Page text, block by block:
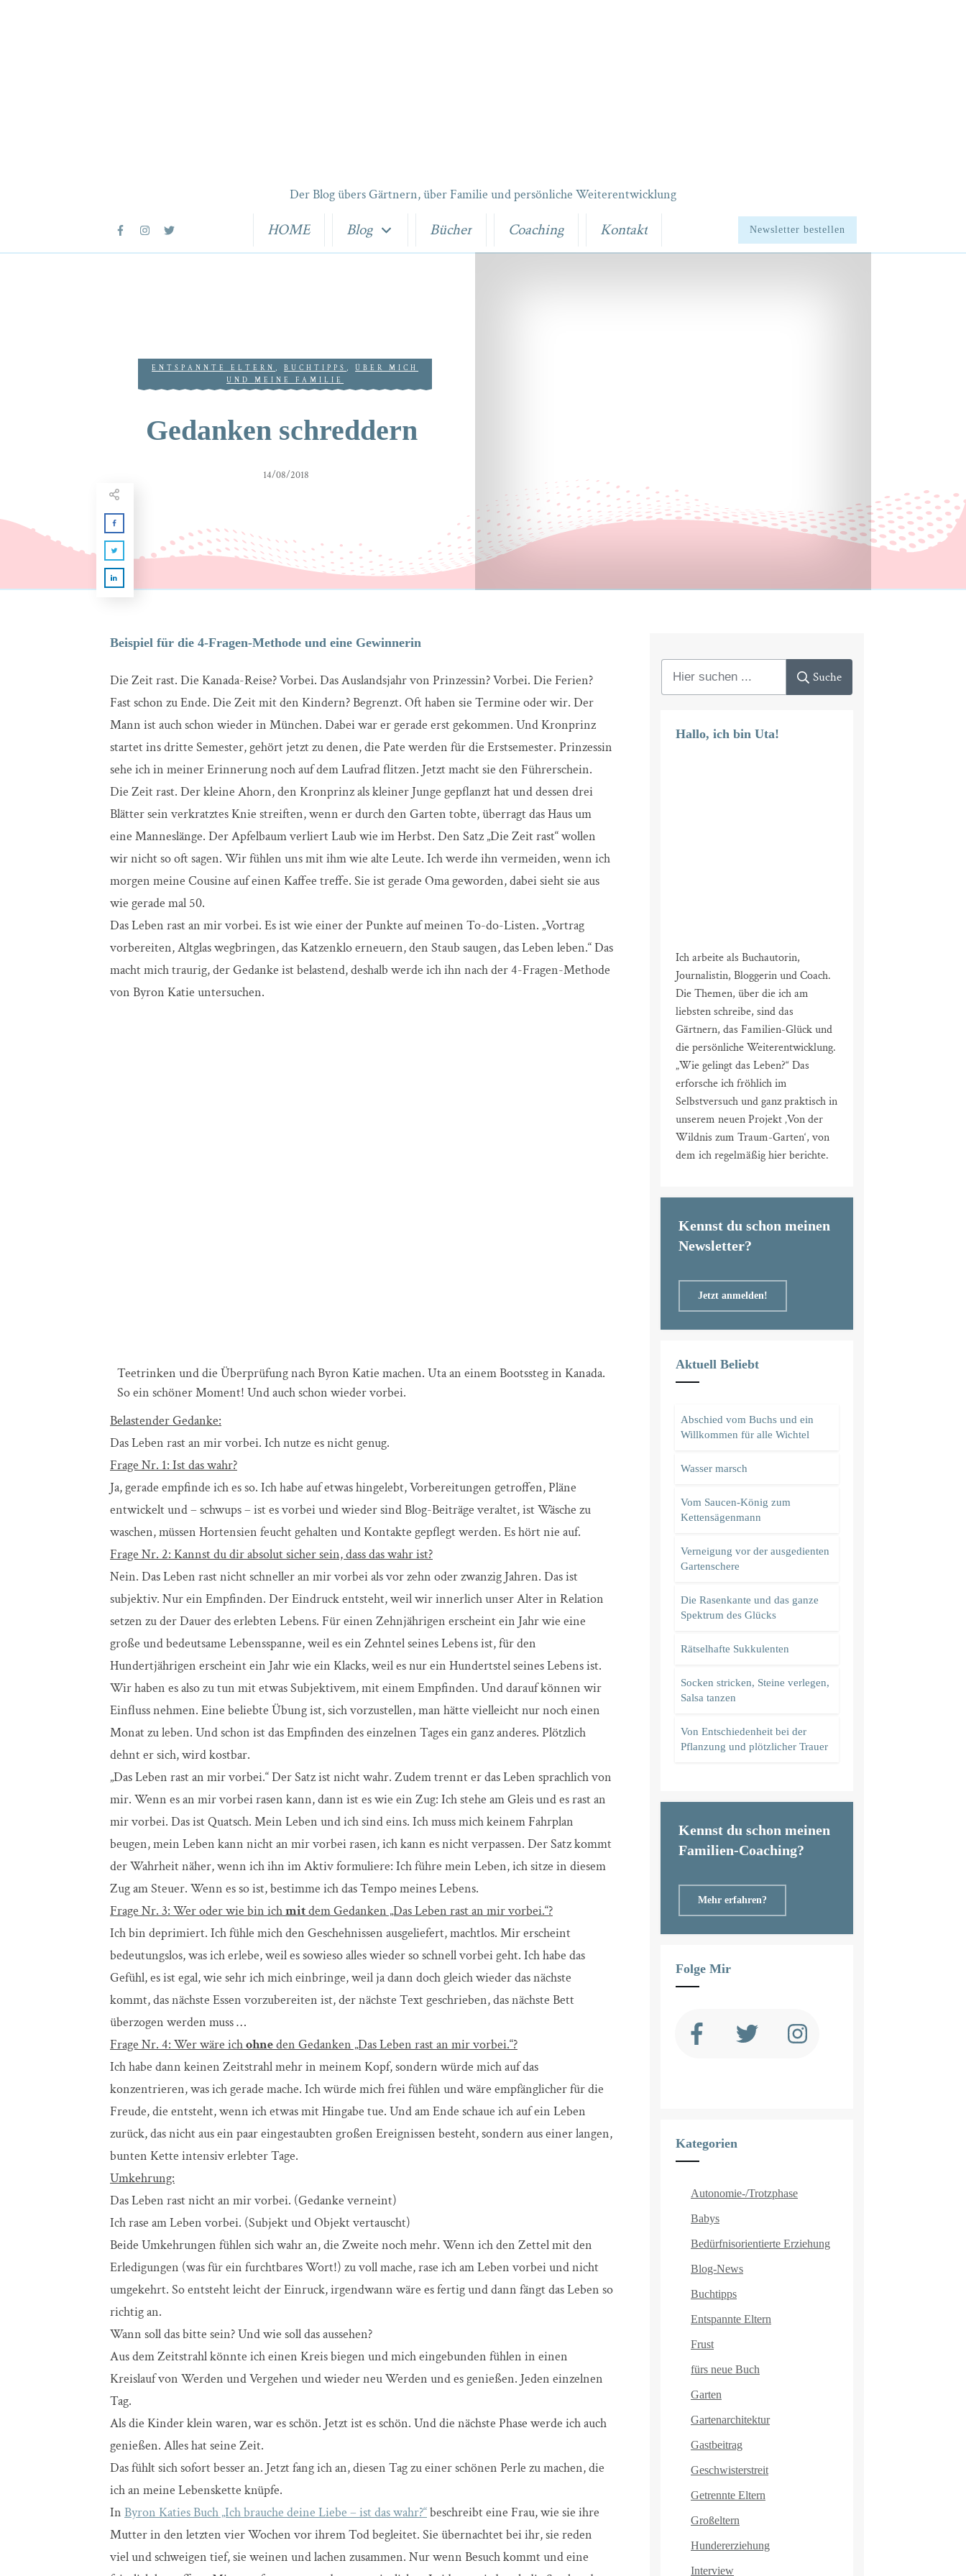
Der Blog übers Gärtnern, über Familie und persönliche Weiterentwicklung
HOME Blog Bücher Coaching Kontakt Newsletter bestellen
ENTSPANNTE ELTERN ,BUCHTIPPS , ÜBER MICH
UND MEINE FAMILIE
Gedanken schreddern
14/08/2018
Beispiel für die 4-Fragen-Methode und eine Gewinnerin
Die Zeit rast. Die Kanada-Reise? Vorbei. Das Auslandsjahr von Prinzessin? Vorbei. Die Ferien?
Fast schon zu Ende. Die Zeit mit den Kindern? Begrenzt. Oft haben sie Termine oder wir. Der
Mann ist auch schon wieder in München. Dabei war er gerade erst gekommen. Und Kronprinz
startet ins dritte Semester, gehört jetzt zu denen, die Pate werden für die Erstsemester. Prinzessin
sehe ich in meiner Erinnerung noch auf dem Laufrad flitzen. Jetzt macht sie den Führerschein.
Die Zeit rast. Der kleine Ahorn, den Kronprinz als kleiner Junge gepflanzt hat und dessen drei
Blätter sein verkratztes Knie streiften, wenn er durch den Garten tobte, überragt das Haus um
eine Manneslänge. Der Apfelbaum verliert Laub wie im Herbst. Den Satz „Die Zeit rast“ wollen
wir nicht so oft sagen. Wir fühlen uns mit ihm wie alte Leute. Ich werde ihn vermeiden, wenn ich
morgen meine Cousine auf einen Kaffee treffe. Sie ist gerade Oma geworden, dabei sieht sie aus
wie gerade mal 50.
Das Leben rast an mir vorbei. Es ist wie einer der Punkte auf meinen To-do-Listen. „Vortrag
vorbereiten, Altglas wegbringen, das Katzenklo erneuern, den Staub saugen, das Leben leben.“ Das
macht mich traurig, der Gedanke ist belastend, deshalb werde ich ihn nach der 4-Fragen-Methode
von Byron Katie untersuchen.
Teetrinken und die Überprüfung nach Byron Katie machen. Uta an einem Bootssteg in Kanada.
So ein schöner Moment! Und auch schon wieder vorbei.
Belastender Gedanke:
Das Leben rast an mir vorbei. Ich nutze es nicht genug.
Frage Nr. 1: Ist das wahr?
Ja, gerade empfinde ich es so. Ich habe auf etwas hingelebt, Vorbereitungen getroffen, Pläne
entwickelt und – schwups – ist es vorbei und wieder sind Blog-Beiträge veraltet, ist Wäsche zu
waschen, müssen Hortensien feucht gehalten und Kontakte gepflegt werden. Es hört nie auf.
Frage Nr. 2: Kannst du dir absolut sicher sein, dass das wahr ist?
Nein. Das Leben rast nicht schneller an mir vorbei als vor zehn oder zwanzig Jahren. Das ist
subjektiv. Nur ein Empfinden. Der Eindruck entsteht, weil wir innerlich unser Alter in Relation
setzen zu der Dauer des erlebten Lebens. Für einen Zehnjährigen erscheint ein Jahr wie eine
große und bedeutsame Lebensspanne, weil es ein Zehntel seines Lebens ist, für den
Hundertjährigen erscheint ein Jahr wie ein Klacks, weil es nur ein Hundertstel seines Lebens ist.
Wir haben es also zu tun mit etwas Subjektivem, mit einem Empfinden. Und darauf können wir
Einfluss nehmen. Eine beliebte Übung ist, sich vorzustellen, man hätte vielleicht nur noch einen
Monat zu leben. Und schon ist das Empfinden des einzelnen Tages ein ganz anderes. Plötzlich
dehnt er sich, wird kostbar.
„Das Leben rast an mir vorbei.“ Der Satz ist nicht wahr. Zudem trennt er das Leben sprachlich von
mir. Wenn es an mir vorbei rasen kann, dann ist es wie ein Zug: Ich stehe am Gleis und es rast an
mir vorbei. Das ist Quatsch. Mein Leben und ich sind eins. Ich muss mich keinem Fahrplan
beugen, mein Leben kann nicht an mir vorbei rasen, ich kann es nicht verpassen. Der Satz kommt
der Wahrheit näher, wenn ich ihn im Aktiv formuliere: Ich führe mein Leben, ich sitze in diesem
Zug am Steuer. Wenn es so ist, bestimme ich das Tempo meines Lebens.
Frage Nr. 3: Wer oder wie bin ichmitdem Gedanken „Das Leben rast an mir vorbei.“?
Ich bin deprimiert. Ich fühle mich den Geschehnissen ausgeliefert, machtlos. Mir erscheint
bedeutungslos, was ich erlebe, weil es sowieso alles wieder so schnell vorbei geht. Ich habe das
Gefühl, es ist egal, wie sehr ich mich einbringe, weil ja dann doch gleich wieder das nächste
kommt, das nächste Essen vorzubereiten ist, der nächste Text geschrieben, das nächste Bett
überzogen werden muss …
Frage Nr. 4: Wer wäre ichohneden Gedanken „Das Leben rast an mir vorbei.“?
Ich habe dann keinen Zeitstrahl mehr in meinem Kopf, sondern würde mich auf das
konzentrieren, was ich gerade mache. Ich würde mich frei fühlen und wäre empfänglicher für die
Freude, die entsteht, wenn ich etwas mit Hingabe tue. Und am Ende schaue ich auf ein Leben
zurück, das nicht aus ein paar eingestaubten großen Ereignissen besteht, sondern aus einer langen,
bunten Kette intensiv erlebter Tage.
Umkehrung:
Das Leben rast nicht an mir vorbei. (Gedanke verneint)
Ich rase am Leben vorbei. (Subjekt und Objekt vertauscht)
Beide Umkehrungen fühlen sich wahr an, die Zweite noch mehr. Wenn ich den Zettel mit den
Erledigungen (was für ein furchtbares Wort!) zu voll mache, rase ich am Leben vorbei und nicht
umgekehrt. So entsteht leicht der Einruck, irgendwann wäre es fertig und dann fängt das Leben so
richtig an.
Wann soll das bitte sein? Und wie soll das aussehen?
Aus dem Zeitstrahl könnte ich einen Kreis biegen und mich eingebunden fühlen in einen
Kreislauf von Werden und Vergehen und wieder neu Werden und es genießen. Jeden einzelnen
Tag.
Als die Kinder klein waren, war es schön. Jetzt ist es schön. Und die nächste Phase werde ich auch
genießen. Alles hat seine Zeit.
Das fühlt sich sofort besser an. Jetzt fang ich an, diesen Tag zu einer schönen Perle zu machen, die
ich an meine Lebenskette knüpfe.
In Byron Katies Buch „Ich brauche deine Liebe – ist das wahr?“beschreibt eine Frau, wie sie ihre
Mutter in den letzten vier Wochen vor ihrem Tod begleitet. Sie übernachtet bei ihr, sie reden
viel und schweigen tief, sie weinen und lachen zusammen. Nur wenn Besuch kommt und eine
Suche
Hallo, ich bin Uta!
Ich arbeite als Buchautorin,
Journalistin, Bloggerin und Coach.
Die Themen, über die ich am
liebsten schreibe, sind das
Gärtnern, das Familien-Glück und
die persönliche Weiterentwicklung.
„Wie gelingt das Leben?“ Das
erforsche ich fröhlich im
Selbstversuch und ganz praktisch in
unserem neuen Projekt ‚Von der
Wildnis zum Traum-Garten‘, von
dem ich regelmäßig hier berichte.
Kennst du schon meinen
Newsletter?
Jetzt anmelden!
Aktuell Beliebt
Abschied vom Buchs und ein
Willkommen für alle Wichtel
Wasser marsch
Vom Saucen-König zum
Kettensägenmann
Verneigung vor der ausgedienten
Gartenschere
Die Rasenkante und das ganze
Spektrum des Glücks
Rätselhafte Sukkulenten
Socken stricken, Steine verlegen,
Salsa tanzen
Von Entschiedenheit bei der
Pflanzung und plötzlicher Trauer
Kennst du schon meinen
Familien-Coaching?
Mehr erfahren?
Folge Mir
Kategorien
Autonomie-/Trotzphase
Babys
Bedürfnisorientierte Erziehung
Blog-News
Buchtipps
Entspannte Eltern
Frust
fürs neue Buch
Garten
Gartenarchitektur
Gastbeitrag
Geschwisterstreit
Getrennte Eltern
Großeltern
Hundererziehung
Interview